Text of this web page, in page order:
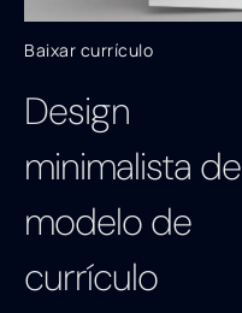
Baixar currículo
Design
minimalista de
modelo de
currículo